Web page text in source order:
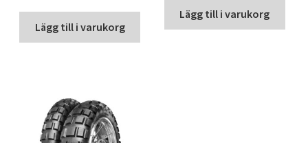
Lägg till i varukorg
Lägg till i varukorg